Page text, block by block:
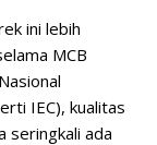
ini lebih
MCB
IEC), kualitas
seringkali ada